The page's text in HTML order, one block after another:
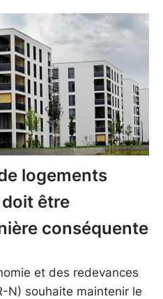
logements
être
conséquente
et des redevances
N) souhaite maintenir le